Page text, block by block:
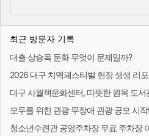
최근 방문자 기록
대출 상승폭 둔화 무엇이 문제일까?
2026 대구 치맥페스티벌 현장 생생 리
대구 사월책문화센터, 따뜻한 원목 도서
모두를 위한 관광 무장애 관광 공모 시작!
청소년수련관 공영주차장 무료 주차장